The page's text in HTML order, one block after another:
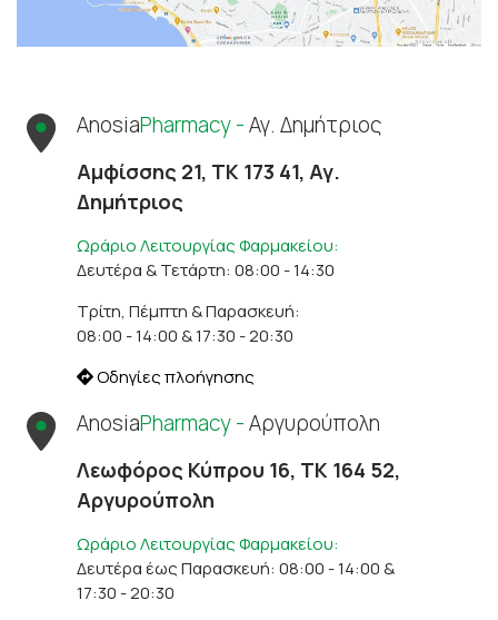
AnosiaPharmacy -Αγ. Δημήτριος
Αμφίσσης 21, ΤΚ 173 41, Αγ.
Δημήτριος
Ωράριο Λειτουργίας Φαρμακείου:
Δευτέρα & Τετάρτη: 08:00 - 14:30
Τρίτη, Πέμπτη & Παρασκευή:
08:00 - 14:00 & 17:30 - 20:30
Οδηγίες πλοήγησης
AnosiaPharmacy -Αργυρούπολη
Λεωφόρος Κύπρου 16, ΤΚ 164 52,
Αργυρούπολη
Ωράριο Λειτουργίας Φαρμακείου:
Δευτέρα έως Παρασκευή: 08:00 - 14:00 &
17:30 - 20:30